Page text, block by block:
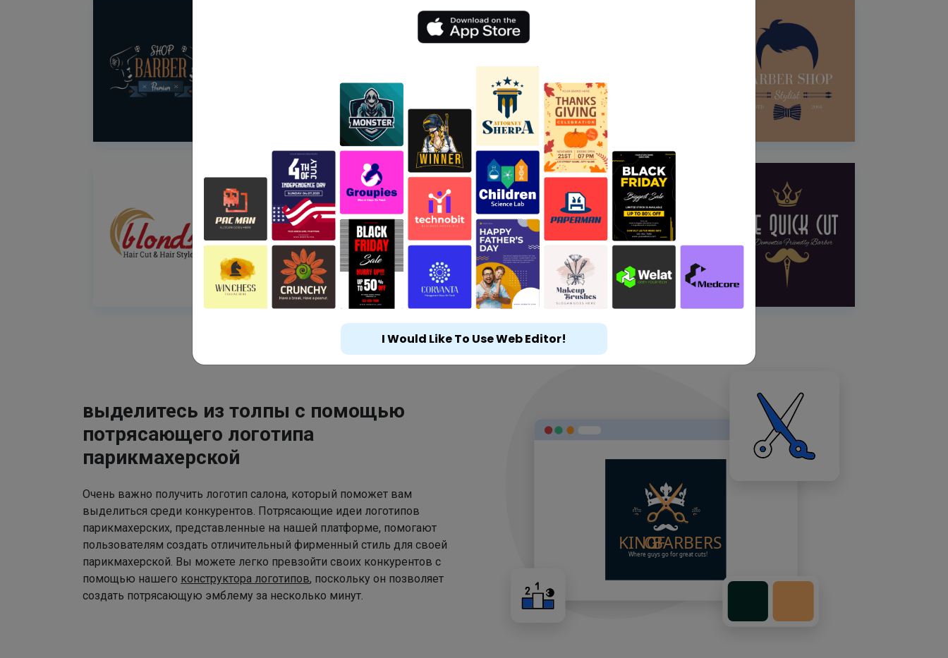
выделитесь из толпы с помощью
потрясающего логотипа
парикмахерской
Очень важно получить логотип салона, который поможет вам
выделиться среди конкурентов. Потрясающие идеи логотипов
парикмахерских, представленные на нашей платформе, помогают
пользователям создать отличительный фирменный стиль для своей
парикмахерской. Вы можете легко превзойти своих конкурентов с
помощью нашего конструктора логотипов, поскольку он позволяет
создать потрясающую эмблему за несколько минут.
I Would Like To Use Web Editor!